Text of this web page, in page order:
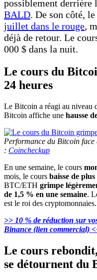
possiblement derrière
BALD. De son côté,
juillet dans le rouge,
déjà de retour. Le
000 $ dans la nuit.
Le cours du
24 heures
Le Bitcoin a réagi au niveau
Bitcoin affiche une hausse
Performance du Bitcoin face
: Coincheckup
En une semaine, le cours
mois, le cours baisse de
BTC/ETH grimpe
de 1,5 % en une semaine.
est le roi des cryptomonnaies.
>> 10 % de réduction sur
Binance (lien commercial)
Le cours
se détournent du